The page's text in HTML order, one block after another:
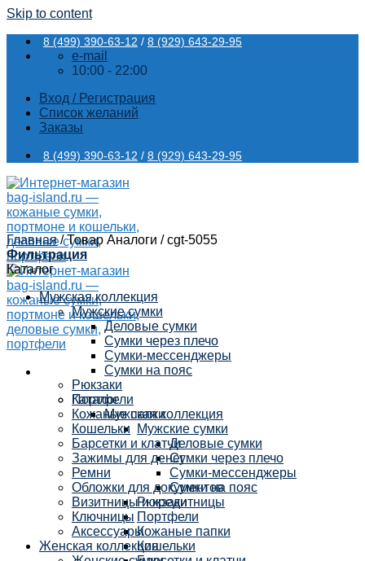
Skip to content
8 (499) 390-63-12 / 8 (929) 643-29-95
e-mail
10:00 - 22:00
Вход / Регистрация
Список желаний
Заказы
8 (499) 390-63-12 / 8 (929) 643-29-95
Каталог
Мужская коллекция
Мужские сумки
Деловые сумки
Сумки через плечо
Сумки-мессенджеры
Сумки на пояс
Рюкзаки
Портфели
Кожаные папки
Кошельки
Главная /Товар Аналоги /cgt-5055
Фильтрация
Каталог
Мужская коллекция
Мужские сумки
Деловые сумки
Сумки через плечо
Сумки-мессенджеры
Сумки на пояс
Рюкзаки
Портфели
Кожаные папки
Кошельки
Барсетки и клатчи
Зажимы для денег
Ремни
Обложки для документов
Визитницы и кредитницы
Ключницы
Аксессуары
Женская коллекция